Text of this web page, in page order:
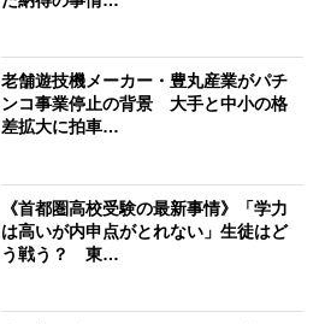
老舗遊技機メーカー・豊丸産業がパチ
ンコ事業停止の背景 大手と中小の格
差拡大に拍車…
《首都圏高校受験の最新事情》「学力
は高いが内申点がとれない」生徒はど
う戦う？ 東…